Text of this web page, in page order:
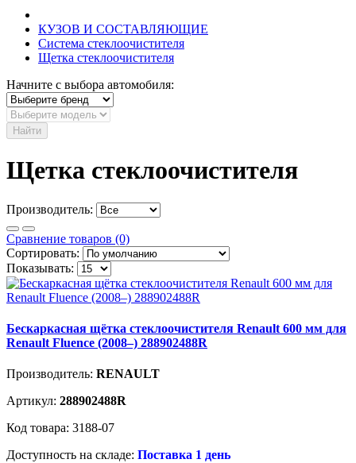
КУЗОВ И СОСТАВЛЯЮЩИЕ
Система стеклоочистителя
Щетка стеклоочистителя
Начните с выбора автомобиля:
Найти
Щетка стеклоочистителя
Производитель:
Сравнение товаров (0)
Сортировать:
Показывать:
Бескаркасная щётка стеклоочистителя Renault 600 мм для
Renault Fluence (2008–) 288902488R
Производитель: RENAULT
Артикул: 288902488R
Код товара: 3188-07
Доступность на складе: Поставка 1 день